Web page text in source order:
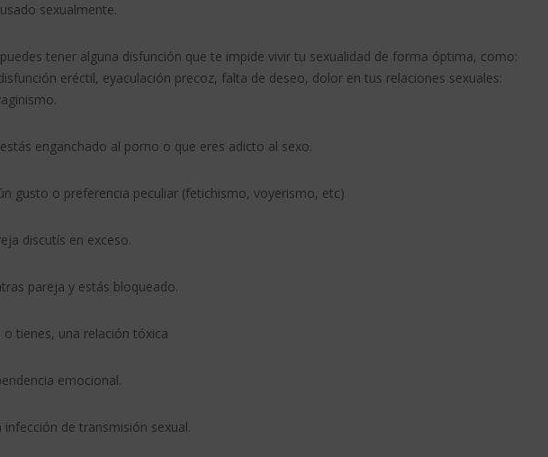
sexualmente.
tener alguna disfunción que te impide vivir tu sexualidad de forma óptima, como:
eréctil, eyaculación precoz, falta de deseo, dolor en tus relaciones sexuales:
enganchado al porno o que eres adicto al sexo.
gusto o preferencia peculiar (fetichismo, voyerismo, etc)
discutís en exceso.
pareja y estás bloqueado.
tienes, una relación tóxica
emocional.
de transmisión sexual.